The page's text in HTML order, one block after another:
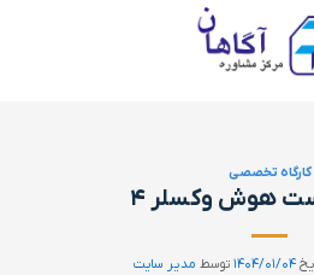
کارگاه تخصصی
هوش وکسلر ۴
۱۴۰۴/۰۱/۰۴ توسط مدیر سایت